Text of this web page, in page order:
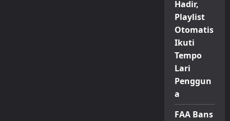
Hadir,
Playlist
Otomatis
Ikuti
Tempo
Lari
Penggun
a
FAA Bans